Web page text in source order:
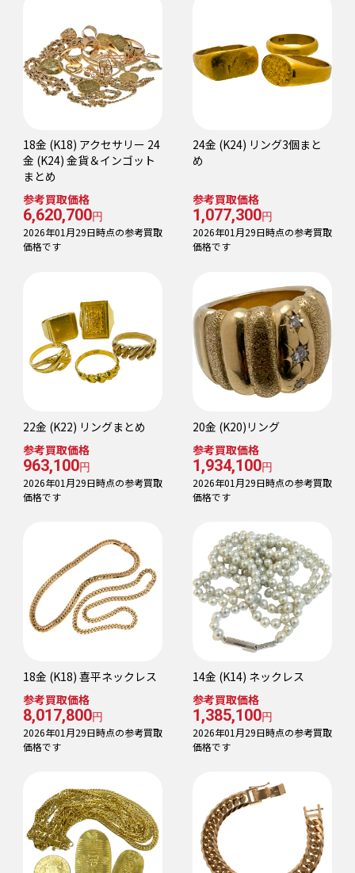
18金 (K18) アクセサリー 24
金 (K24) 金貨＆インゴット
まとめ
参考買取価格
6,620,700円
2026年01月29日時点の参考買取
価格です
24金 (K24) リング3個まと
め
参考買取価格
1,077,300円
2026年01月29日時点の参考買取
価格です
22金 (K22) リングまとめ
参考買取価格
963,100円
2026年01月29日時点の参考買取
価格です
20金 (K20)リング
参考買取価格
1,934,100円
2026年01月29日時点の参考買取
価格です
18金 (K18) 喜平ネックレス
参考買取価格
8,017,800円
2026年01月29日時点の参考買取
価格です
14金 (K14) ネックレス
参考買取価格
1,385,100円
2026年01月29日時点の参考買取
価格です